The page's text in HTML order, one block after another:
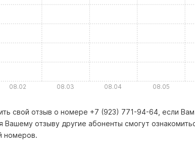
08.02 08.03 08.04 08.05
свой отзыв о номере +7 (923) 771-94-64, если Вам
Вашему отзыву другие абоненты смогут
номеров.